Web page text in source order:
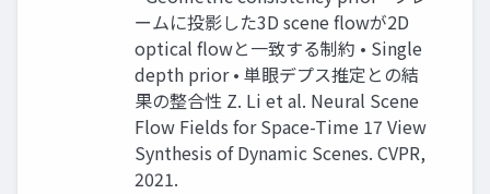
ームに投影した3D scene flowが2D
optical flowと一致する制約 • Single
depth prior • 単眼デプス推定との結
果の整合性 Z. Li et al. Neural Scene
Flow Fields for Space-Time 17 View
Synthesis of Dynamic Scenes. CVPR,
2021.